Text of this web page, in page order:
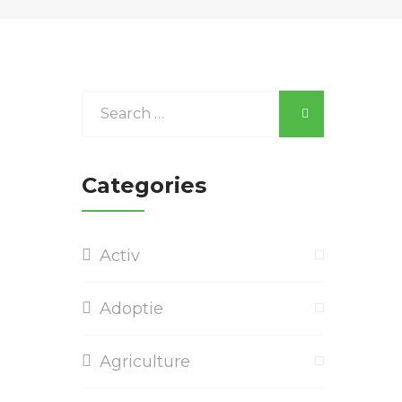
Categories
Activ
Adoptie
Agriculture